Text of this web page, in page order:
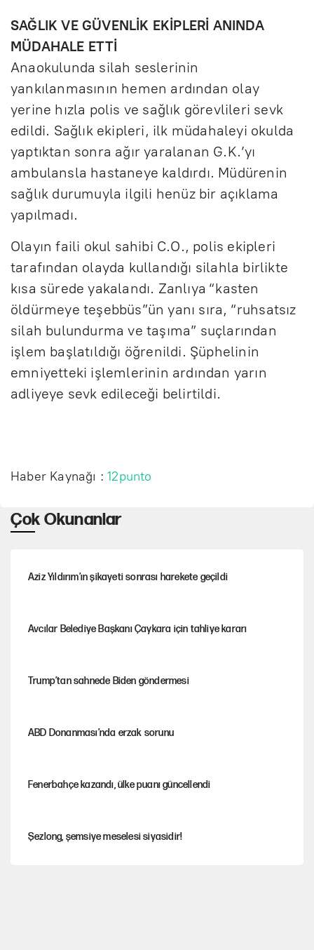
SAĞLIK VE GÜVENLİK EKİPLERİ ANINDA
MÜDAHALE ETTİ
Anaokulunda silah seslerinin
yankılanmasının hemen ardından olay
yerine hızla polis ve sağlık görevlileri sevk
edildi. Sağlık ekipleri, ilk müdahaleyi okulda
yaptıktan sonra ağır yaralanan G.K.’yı
ambulansla hastaneye kaldırdı. Müdürenin
sağlık durumuyla ilgili henüz bir açıklama
yapılmadı.
Olayın faili okul sahibi C.O., polis ekipleri
tarafından olayda kullandığı silahla birlikte
kısa sürede yakalandı. Zanlıya “kasten
öldürmeye teşebbüs”ün yanı sıra, “ruhsatsız
silah bulundurma ve taşıma” suçlarından
işlem başlatıldığı öğrenildi. Şüphelinin
emniyetteki işlemlerinin ardından yarın
adliyeye sevk edileceği belirtildi.
Haber Kaynağı :12punto
Çok Okunanlar
Aziz Yıldırım’ın şikayeti sonrası harekete geçildi
Avcılar Belediye Başkanı Çaykara için tahliye kararı
Trump’tan sahnede Biden göndermesi
ABD Donanması’nda erzak sorunu
Fenerbahçe kazandı, ülke puanı güncellendi
Şezlong, şemsiye meselesi siyasidir!